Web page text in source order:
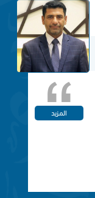
المزيد